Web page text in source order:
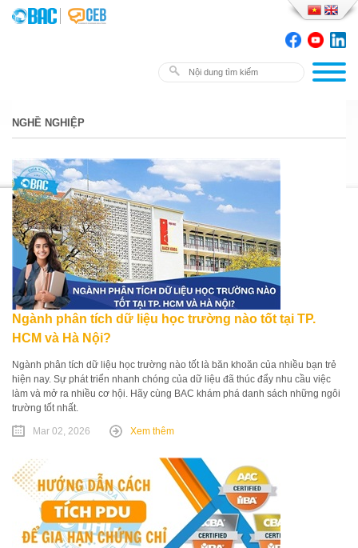
NGHỀ NGHIỆP
Ngành phân tích dữ liệu học trường nào tốt tại TP.
HCM và Hà Nội?
Ngành phân tích dữ liệu học trường nào tốt là băn khoăn của nhiều bạn trẻ
hiện nay. Sự phát triển nhanh chóng của dữ liệu đã thúc đẩy nhu cầu việc
làm và mở ra nhiều cơ hội. Hãy cùng BAC khám phá danh sách những ngôi
trường tốt nhất.
Mar 02, 2026 Xem thêm